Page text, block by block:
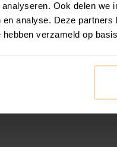
Ook delen we
en analyse. Deze
verzameld op